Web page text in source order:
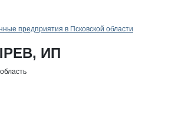
по сайту
предприятия в Псковской области
о компании
ИП